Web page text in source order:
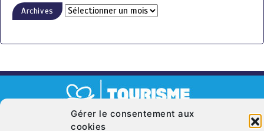
Gérer le consentement aux
cookies
Archives
© Copyright 2026. CRT Centre-Val De Loire